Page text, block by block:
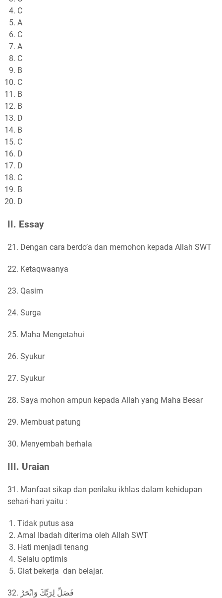
C
A
C
A
C
B
C
B
B
D
B
C
D
D
C
B
D
II. Essay
21. Dengan cara berdo’a dan memohon kepada Allah SWT
22. Ketaqwaanya
23. Qasim
24. Surga
25. Maha Mengetahui
26. Syukur
27. Syukur
28. Saya mohon ampun kepada Allah yang Maha Besar
29. Membuat patung
30. Menyembah berhala
III. Uraian
31. Manfaat sikap dan perilaku ikhlas dalam kehidupan
sehari-hari yaitu :
Tidak putus asa
Amal Ibadah diterima oleh Allah SWT
Hati menjadi tenang
Selalu optimis
Giat bekerja dan belajar.
32. فَصَلِّ لِرَبِّكَ وَانْحَرْ